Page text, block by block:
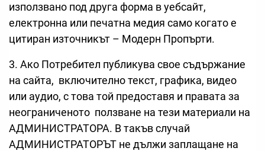
използвано под друга форма в уебсайт,
електронна или печатна медия само когато е
цитиран източникът – Модерн Пропърти.
3. Ако Потребител публикува свое съдържание
на сайта, включително текст, графика, видео
или аудио, с това той предоставя и правата за
неограниченото ползване на тези материали на
АДМИНИСТРАТОРА. В такъв случай
АДМИНИСТРАТОРЪТ не дължи заплащане на